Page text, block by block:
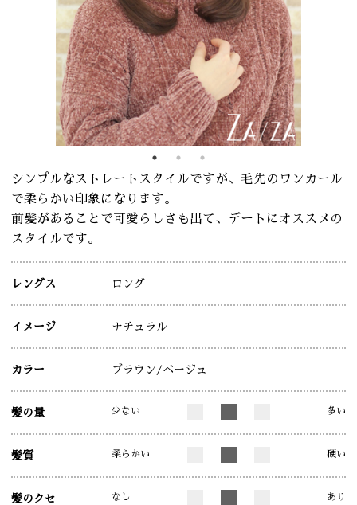
シンプルなストレートスタイルですが、毛先のワンカール
で柔らかい印象になります。
前髪があることで可愛らしさも出て、デートにオススメの
スタイルです。
レングス ロング
イメージ ナチュラル
カラー ブラウン /ベージュ
髪の量 少ない 多い
髪質 柔らかい 硬い
髪のクセ なし あり